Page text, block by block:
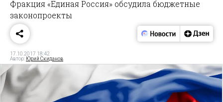
Фракция «Единая Россия» обсудила бюджетные
законопроекты
17.10.2017 18:42
Автор: Юрий Скиданов